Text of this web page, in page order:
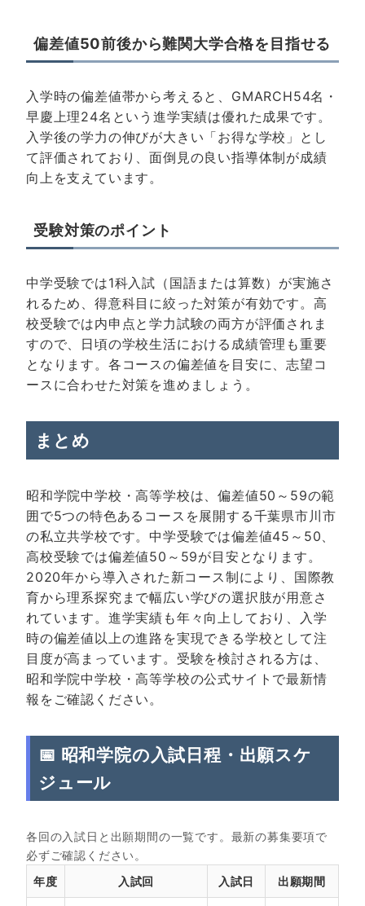
偏差値50前後から難関大学合格を目指せる
入学時の偏差値帯から考えると、GMARCH54名・
早慶上理24名という進学実績は優れた成果です。
入学後の学力の伸びが大きい「お得な学校」とし
て評価されており、面倒見の良い指導体制が成績
向上を支えています。
受験対策のポイント
中学受験では1科入試（国語または算数）が実施さ
れるため、得意科目に絞った対策が有効です。高
校受験では内申点と学力試験の両方が評価されま
すので、日頃の学校生活における成績管理も重要
となります。各コースの偏差値を目安に、志望コ
ースに合わせた対策を進めましょう。
まとめ
昭和学院中学校・高等学校は、偏差値50～59の範
囲で5つの特色あるコースを展開する千葉県市川市
の私立共学校です。中学受験では偏差値45～50、
高校受験では偏差値50～59が目安となります。
2020年から導入された新コース制により、国際教
育から理系探究まで幅広い学びの選択肢が用意さ
れています。進学実績も年々向上しており、入学
時の偏差値以上の進路を実現できる学校として注
目度が高まっています。受験を検討される方は、
昭和学院中学校・高等学校の公式サイト で最新情
報をご確認ください。
📅 昭和学院の入試日程・出願スケ
ジュール
各回の入試日と出願期間の一覧です。最新の募集要項で
必ずご確認ください。
年度
入試回 入試日 出願期間